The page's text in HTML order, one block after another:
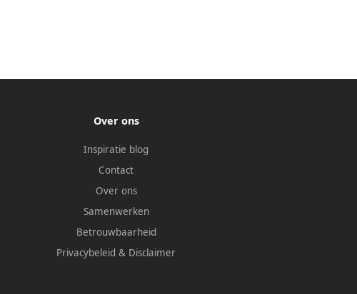
Over ons
Inspiratie blog
Contact
Over ons
Samenwerken
Betrouwbaarheid
Privacybeleid & Disclaimer